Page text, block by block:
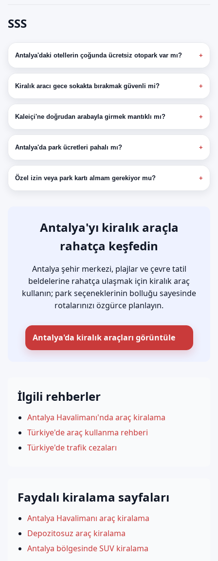
SSS
Antalya'daki otellerin çoğunda ücretsiz otopark var mı?
Kiralık aracı gece sokakta bırakmak güvenli mi?
Kaleiçi'ne doğrudan arabayla girmek mantıklı mı?
Antalya'da park ücretleri pahalı mı?
Özel izin veya park kartı almam gerekiyor mu?
Antalya'yı kiralık araçla
rahatça keşfedin
Antalya şehir merkezi, plajlar ve çevre tatil
beldelerine rahatça ulaşmak için kiralık araç
kullanın; park seçeneklerinin bolluğu sayesinde
rotalarınızı özgürce planlayın.
Antalya'da kiralık araçları görüntüle
İlgili rehberler
Antalya Havalimanı'nda araç kiralama
Türkiye'de araç kullanma rehberi
Türkiye'de trafik cezaları
Faydalı kiralama sayfaları
Antalya Havalimanı araç kiralama
Depozitosuz araç kiralama
Antalya bölgesinde SUV kiralama